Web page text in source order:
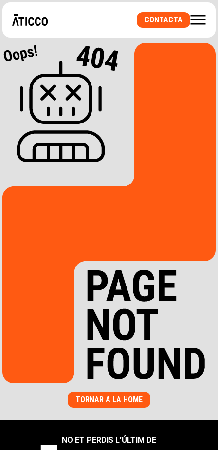
CONTACTA
TORNAR A LA HOME
BUSQUES UN ESPAI DE COWORKING O UNA
OFICINA PRIVADA? UNA SALA PER
ESDEVENIMENTS?
NO ET PERDIS L'ÚLTIM DE